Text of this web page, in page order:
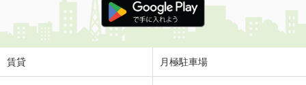
賃貸 月極駐車場